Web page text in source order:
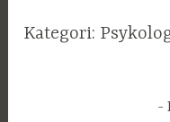
Kategori: